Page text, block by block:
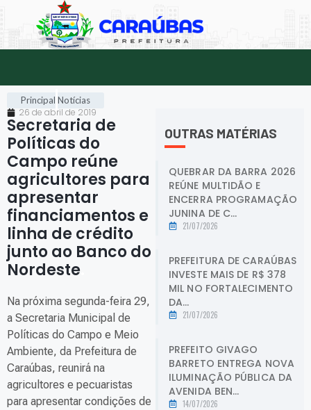
Principal Notícias
26 de abril de 2019
Secretaria de
Políticas do
Campo reúne
agricultores para
apresentar
financiamentos e
linha de crédito
junto ao Banco do
Nordeste
Na próxima segunda-feira 29,
a Secretaria Municipal de
Políticas do Campo e Meio
Ambiente, da Prefeitura de
Caraúbas, reunirá na
agricultores e pecuaristas
para apresentar condições de
OUTRAS MATÉRIAS
QUEBRAR DA BARRA 2026
REÚNE MULTIDÃO E
ENCERRA PROGRAMAÇÃO
JUNINA DE C...
21/07/2026
PREFEITURA DE CARAÚBAS
INVESTE MAIS DE R$ 378
MIL NO FORTALECIMENTO
DA...
21/07/2026
PREFEITO GIVAGO
BARRETO ENTREGA NOVA
ILUMINAÇÃO PÚBLICA DA
AVENIDA BEN...
14/07/2026